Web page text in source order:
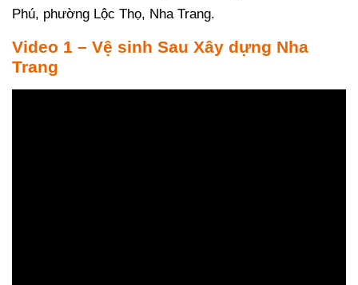
Phú, phường Lộc Thọ, Nha Trang.
Video 1 – Vệ sinh Sau Xây dựng Nha
Trang